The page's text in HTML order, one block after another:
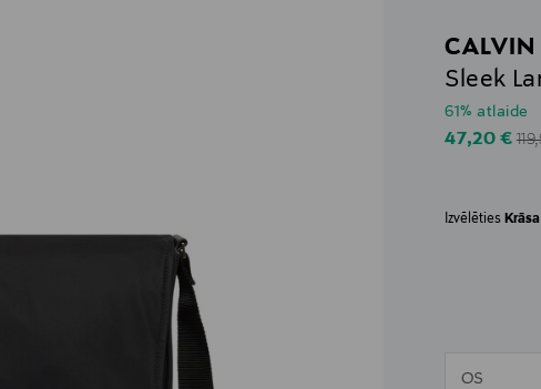
CALVIN
Sleek
61% atlaide
Discounted
47,20 €
Izvēlēties Krāsa
OS